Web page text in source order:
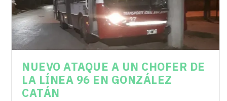
NUEVO ATAQUE A UN CHOFER DE
LA LÍNEA 96 EN GONZÁLEZ
CATÁN